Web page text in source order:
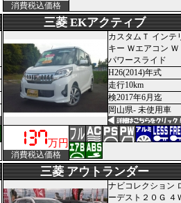
消費税込価格
三菱 EKアクティブ
カスタムＴ インテ
キー Ｗエアコン Ｗ
パワースライド
H26(2014)年式
走行10km
検2017年6月迄
岡山県- 未使用車
万円
消費税込価格
三菱 アウトランダー
ナビコレクション
ーデスト２０Ｇ ４